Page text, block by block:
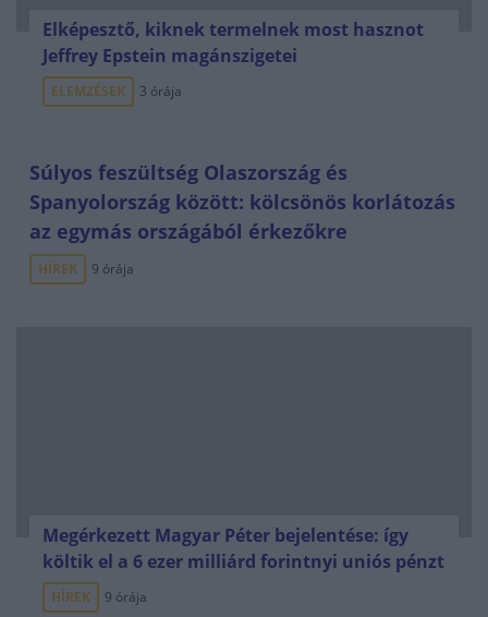
Elképesztő, kiknek termelnek most hasznot
Jeffrey Epstein magánszigetei
ELEMZÉSEK 3 órája
Súlyos feszültség Olaszország és
Spanyolország között: kölcsönös korlátozás
az egymás országából érkezőkre
HÍREK 9 órája
Megérkezett Magyar Péter bejelentése: így
költik el a 6 ezer milliárd forintnyi uniós pénzt
HÍREK 9 órája